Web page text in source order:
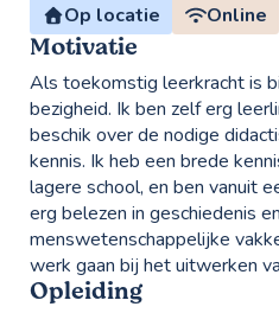
Op locatie
Online
Motivatie
Als toekomstig leerkracht is
bezigheid. Ik ben zelf erg
beschik over de nodige
kennis. Ik heb een brede
lagere school, en ben vanuit
erg belezen in geschiedenis
menswetenschappelijke
werk gaan bij het uitwerken
Opleiding